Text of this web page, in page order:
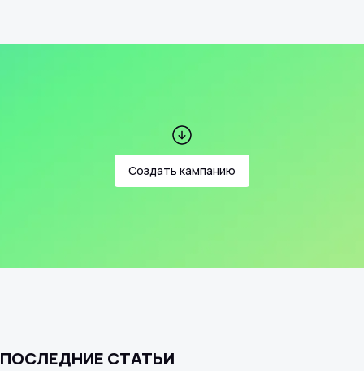
Создать кампанию
ПОСЛЕДНИЕ СТАТЬИ